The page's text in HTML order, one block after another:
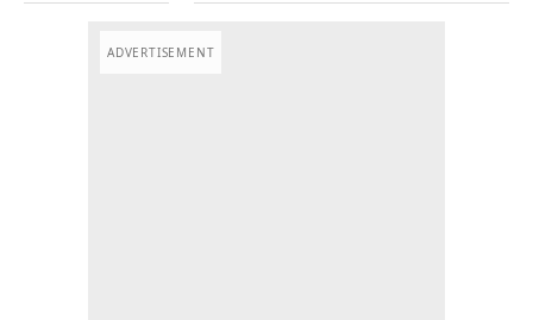
ADVERTISEMENT